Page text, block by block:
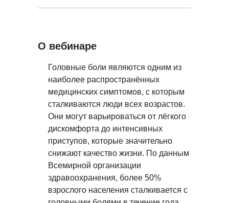
О вебинаре
Головные боли являются одним из
наиболее распространённых
медицинских симптомов, с которым
сталкиваются люди всех возрастов.
Они могут варьироваться от лёгкого
дискомфорта до интенсивных
приступов, которые значительно
снижают качество жизни. По данным
Всемирной организации
здравоохранения, более 50%
взрослого населения сталкивается с